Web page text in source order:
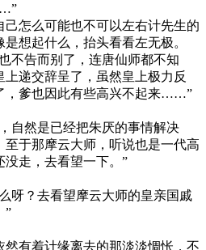
怎么可能也不可以左右计先生的
想起什么，抬头看看左无极。
不告而别了，连唐仙师都不知
递交辞呈了，虽然皇上极力反
，爹也因此有些高兴不起来……”
自然是已经把朱厌的事情解决
于那摩云大师，听说也是一代高
走，去看望一下。”
呀？去看望摩云大师的皇亲国戚
”
有着计缘离去的那淡淡惆怅，不